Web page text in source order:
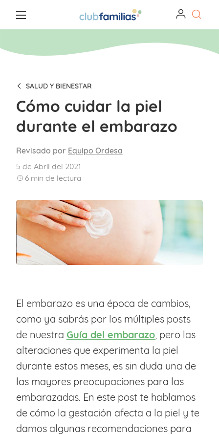
SALUD Y BIENESTAR
Cómo cuidar la piel
durante el embarazo
Revisado por Equipo Ordesa
5 de Abril del 2021
6min de lectura
El embarazo es una época de cambios,
como ya sabrás por los múltiples posts
de nuestra Guía del embarazo, pero las
alteraciones que experimenta la piel
durante estos meses, es sin duda una de
las mayores preocupaciones para las
embarazadas. En este post te hablamos
de cómo la gestación afecta a la piel y te
damos algunas recomendaciones para